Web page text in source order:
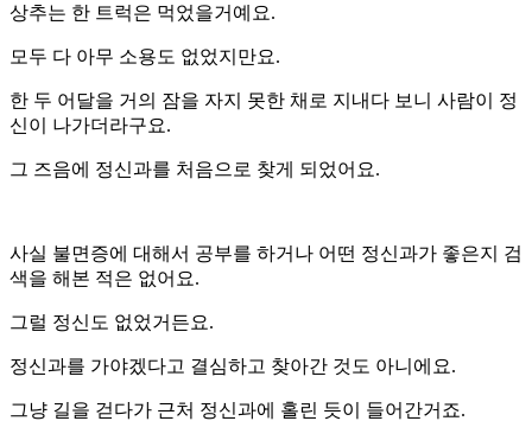
상추는 한 트럭은 먹었을거예요.
모두 다 아무 소용도 없었지만요.
한 두 어달을 거의 잠을 자지 못한 채로 지내다 보니 사람이 정
신이 나가더라구요.
그 즈음에 정신과를 처음으로 찾게 되었어요.
사실 불면증에 대해서 공부를 하거나 어떤 정신과가 좋은지 검
색을 해본 적은 없어요.
그럴 정신도 없었거든요.
정신과를 가야겠다고 결심하고 찾아간 것도 아니에요.
그냥 길을 걷다가 근처 정신과에 홀린 듯이 들어간거죠.